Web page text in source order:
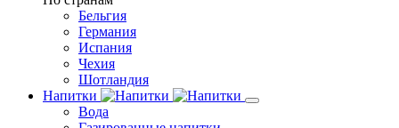
Бельгия
Германия
Испания
Чехия
Шотландия
Напитки
Вода